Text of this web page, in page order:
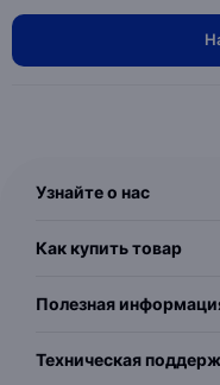
Узнайте о нас
Как купить товар
Полезная
Техническая